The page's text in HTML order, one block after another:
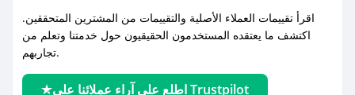
اقرأ تقييمات العملاء الأصلية والتقييمات من المشترين المتحققين.
اكتشف ما يعتقده المستخدمون الحقيقيون حول خدمتنا وتعلم من
تجاربهم.
اطلع على آراء عملائنا على Trustpilot